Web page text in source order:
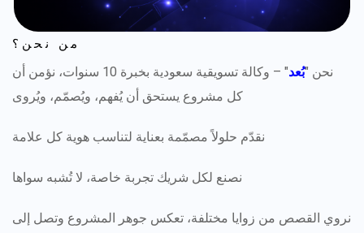
من نحن؟
نحن "بُعد
" – وكالة تسويقية سعودية بخبرة 10 سنوات، نؤمن أن
كل مشروع يستحق أن يُفهم، ويُصمّم، ويُروى
نقدّم حلولاً مصمّمة بعناية لتناسب هوية كل علامة
نصنع لكل شريك تجربة خاصة، لا تُشبه سواها
نروي القصص من زوايا مختلفة، تعكس جوهر المشروع وتصل إلى